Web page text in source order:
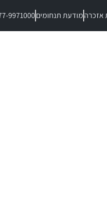
אזכרהמודעת תנחומים9971000